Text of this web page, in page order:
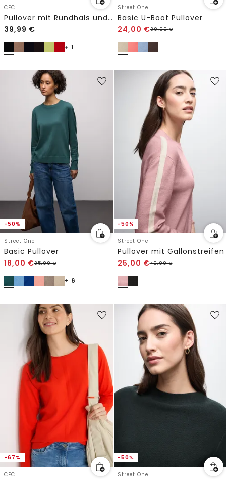
CECIL
Pullover mit Rundhals und Struktur
39,99 €
+ 1
Street One
Basic U-Boot Pullover
24,00 €39,99€
-50%
Street One
Basic Pullover
18,00 €35,99€
+ 6
-50%
Street One
Pullover mit Gallonstreifen
25,00 €49,99€
-67%
CECIL
-50%
Street One